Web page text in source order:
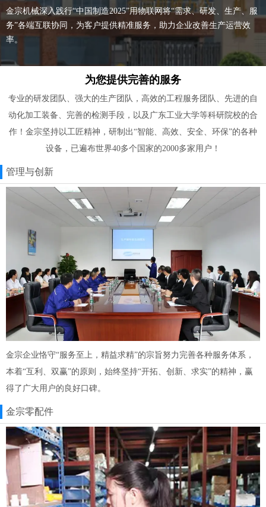
金宗机械深入践行“中国制造2025”用物联网将“需求、研发、生产、服
务”各端互联协同，为客户提供精准服务，助力企业改善生产运营效
率。
为您提供完善的服务
专业的研发团队、强大的生产团队，高效的工程服务团队、先进的自
动化加工装备、完善的检测手段，以及广东工业大学等科研院校的合
作！金宗坚持以工匠精神，研制出“智能、高效、安全、环保”的各种
设备，已遍布世界40多个国家的2000多家用户！
管理与创新
金宗企业恪守“服务至上，精益求精”的宗旨努力完善各种服务体系，
本着“互利、双赢”的原则，始终坚持“开拓、创新、求实”的精神，赢
得了广大用户的良好口碑。
金宗零配件